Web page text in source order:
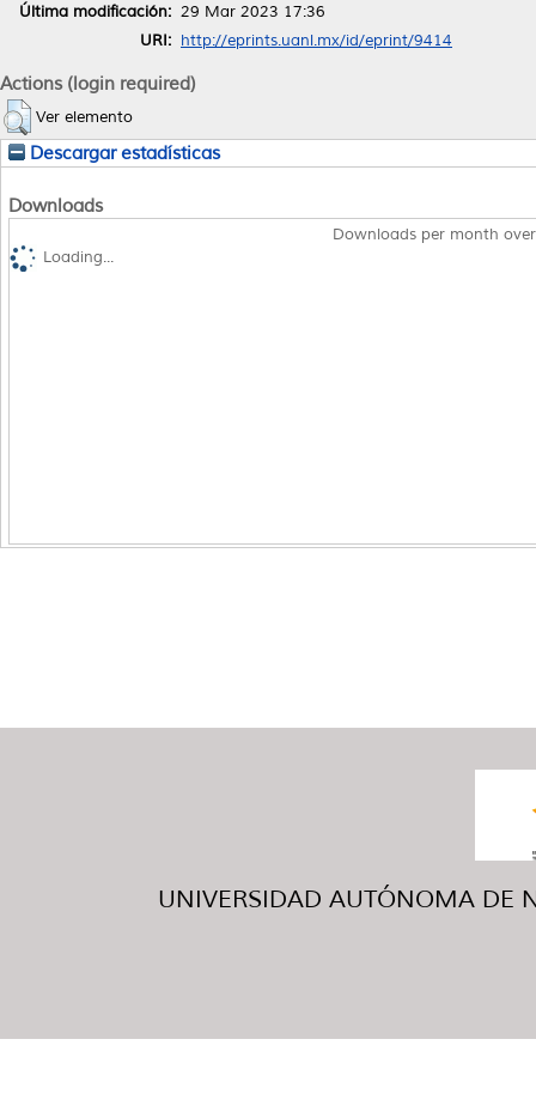
Última modificación: 29 Mar 2023 17:36
URI: http://eprints.uanl.mx/id/eprint/9414
Actions (login required)
Ver elemento
Descargar estadísticas
Downloads
Downloads per month
Loading...
UNIVERSIDAD AUTÓNOMA DE